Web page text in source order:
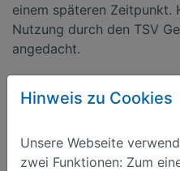
einem späteren Zeitpunkt.
Nutzung durch den TSV
angedacht.
Wir werden zum
Abständen hier informieren.
Hinweis zu Cookies
Unsere Webseite
zwei Funktionen: Zum